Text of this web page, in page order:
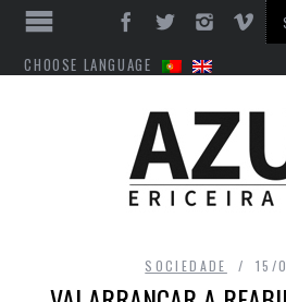
CHOOSE LANGUAGE
SOCIEDADE 15/